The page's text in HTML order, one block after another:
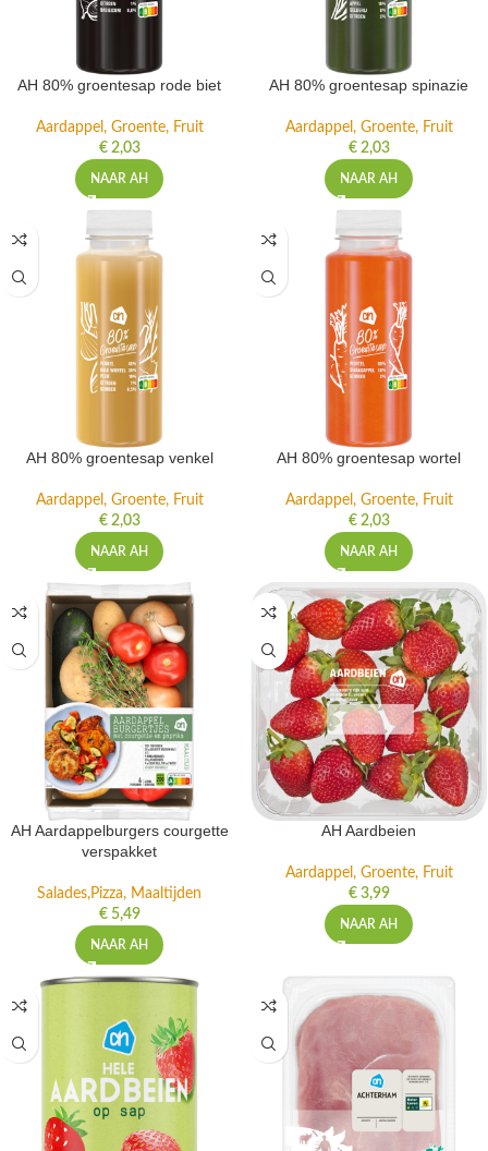
AH 80% groentesap rode biet
Aardappel, Groente, Fruit
€2,03
NAAR AH
AH 80% groentesap spinazie
Aardappel, Groente, Fruit
€2,03
NAAR AH
AH 80% groentesap venkel
Aardappel, Groente, Fruit
€2,03
NAAR AH
AH 80% groentesap wortel
Aardappel, Groente, Fruit
€2,03
NAAR AH
AH Aardappelburgers courgette
verspakket
Salades,Pizza, Maaltijden
€5,49
NAAR AH
AH Aardbeien
Aardappel, Groente, Fruit
€3,99
NAAR AH